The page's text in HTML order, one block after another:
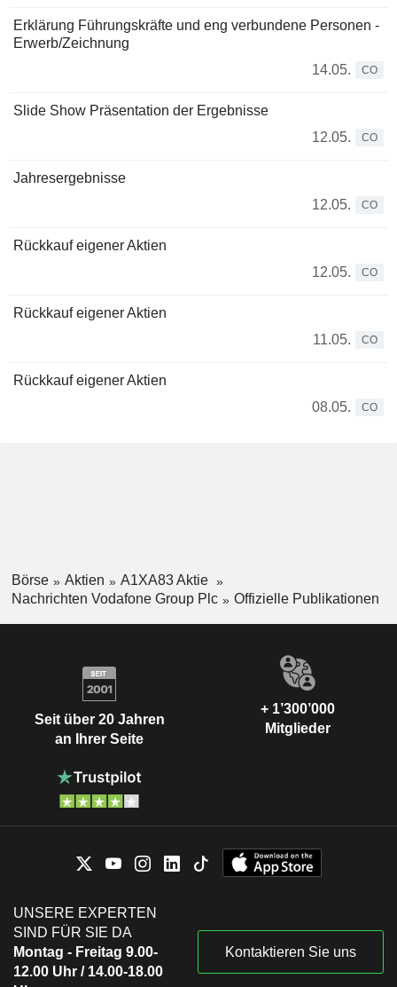
Erklärung Führungskräfte und eng verbundene Personen -
Erwerb/Zeichnung
14.05.
CO
Slide Show Präsentation der Ergebnisse
12.05.
CO
Jahresergebnisse
12.05.
CO
Rückkauf eigener Aktien
12.05.
CO
Rückkauf eigener Aktien
11.05.
CO
Rückkauf eigener Aktien
08.05.
CO
Börse Aktien
A1XA83 Aktie
Nachrichten Vodafone Group Plc
Offizielle Publikationen
Seit über 20 Jahren
an Ihrer Seite
+ 1’300’000
Mitglieder
UNSERE EXPERTEN
SIND FÜR SIE DA
Montag - Freitag 9.00-
12.00 Uhr / 14.00-18.00
Kontaktieren Sie uns